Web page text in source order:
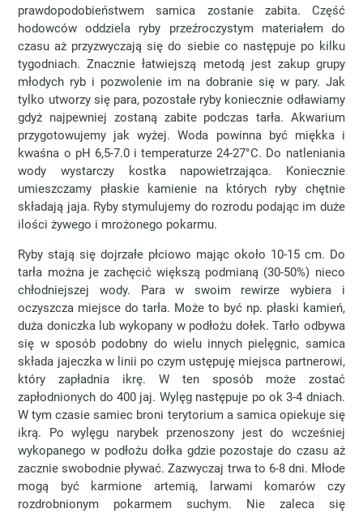
prawdopodobieństwem samica zostanie zabita. Część
hodowców oddziela ryby przeźroczystym materiałem do
czasu aż przyzwyczają się do siebie co następuje po kilku
tygodniach. Znacznie łatwiejszą metodą jest zakup grupy
młodych ryb i pozwolenie im na dobranie się w pary. Jak
tylko utworzy się para, pozostałe ryby koniecznie odławiamy
gdyż najpewniej zostaną zabite podczas tarła. Akwarium
przygotowujemy jak wyżej. Woda powinna być miękka i
kwaśna o pH 6,5-7.0 i temperaturze 24-27°C. Do natleniania
wody wystarczy kostka napowietrzająca. Koniecznie
umieszczamy płaskie kamienie na których ryby chętnie
składają jaja. Ryby stymulujemy do rozrodu podając im duże
ilości żywego i mrożonego pokarmu.
Ryby stają się dojrzałe płciowo mając około 10-15 cm. Do
tarła można je zachęcić większą podmianą (30-50%) nieco
chłodniejszej wody. Para w swoim rewirze wybiera i
oczyszcza miejsce do tarła. Może to być np. płaski kamień,
duża doniczka lub wykopany w podłożu dołek. Tarło odbywa
się w sposób podobny do wielu innych pielęgnic, samica
składa jajeczka w linii po czym ustępuję miejsca partnerowi,
który zapładnia ikrę. W ten sposób może zostać
zapłodnionych do 400 jaj. Wylęg następuje po ok 3-4 dniach.
W tym czasie samiec broni terytorium a samica opiekuje się
ikrą. Po wylęgu narybek przenoszony jest do wcześniej
wykopanego w podłożu dołka gdzie pozostaje do czasu aż
zacznie swobodnie pływać. Zazwyczaj trwa to 6-8 dni. Młode
mogą być karmione artemią, larwami komarów czy
rozdrobnionym pokarmem suchym. Nie zaleca się